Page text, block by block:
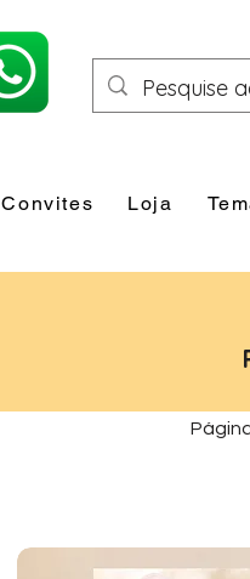
Convites Loja